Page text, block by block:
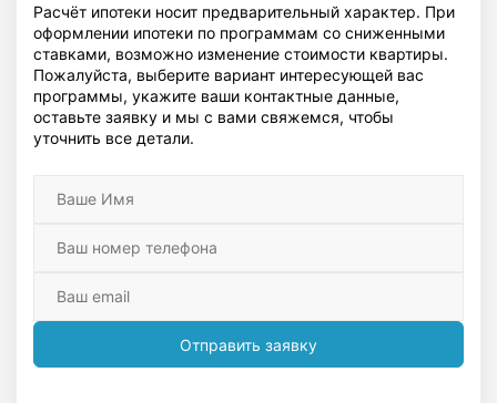
Расчёт ипотеки носит предварительный характер. При
оформлении ипотеки по программам со сниженными
ставками, возможно изменение стоимости квартиры.
Пожалуйста, выберите вариант интересующей вас
программы, укажите ваши контактные данные,
оставьте заявку и мы с вами свяжемся, чтобы
уточнить все детали.
Отправить заявку